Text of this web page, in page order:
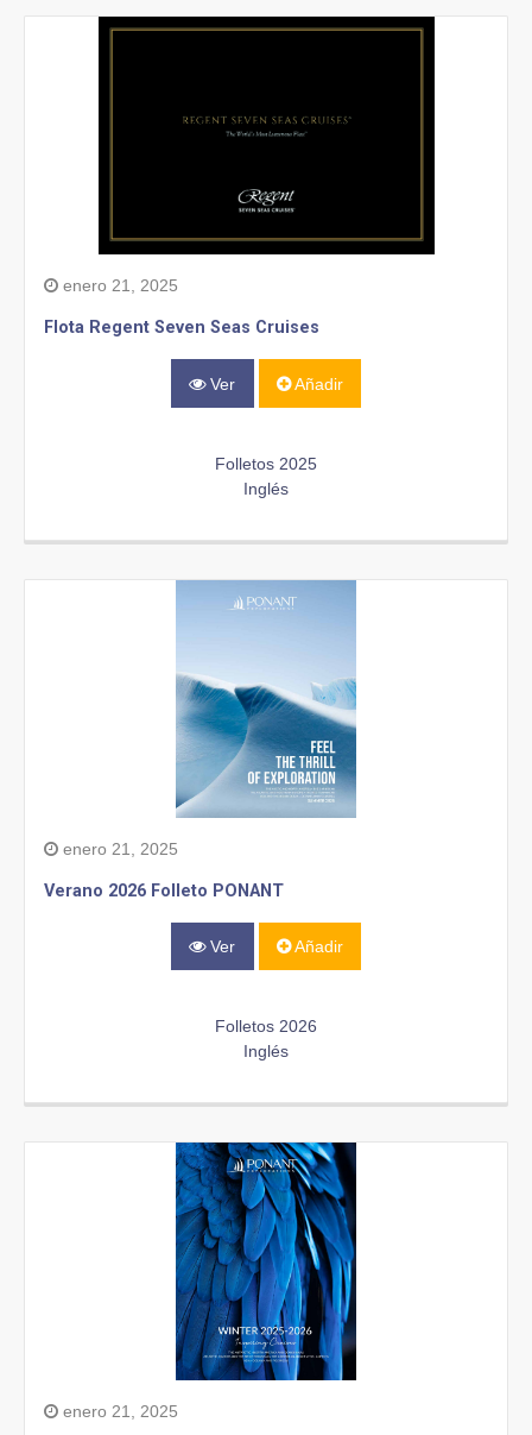
enero 21, 2025
Flota Regent Seven Seas Cruises
Ver Añadir
Folletos 2025
Inglés
enero 21, 2025
Verano 2026 Folleto PONANT
Ver Añadir
Folletos 2026
Inglés
enero 21, 2025